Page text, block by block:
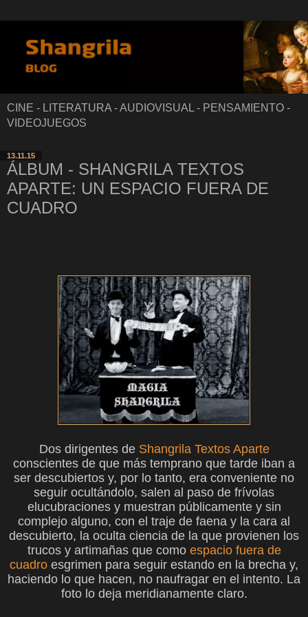
CINE - LITERATURA - AUDIOVISUAL - PENSAMIENTO -
VIDEOJUEGOS
13.11.15
ÁLBUM - SHANGRILA TEXTOS
APARTE: UN ESPACIO FUERA DE
CUADRO
Dos dirigentes de Shangrila Textos Aparte
conscientes de que más temprano que tarde iban a
ser descubiertos y, por lo tanto, era conveniente no
seguir ocultándolo, salen al paso de frívolas
elucubraciones y muestran públicamente y sin
complejo alguno, con el traje de faena y la cara al
descubierto, la oculta ciencia de la que provienen los
trucos y artimañas que como espacio fuera de
cuadro esgrimen para seguir estando en la brecha y,
haciendo lo que hacen, no naufragar en el intento. La
foto lo deja meridianamente claro.